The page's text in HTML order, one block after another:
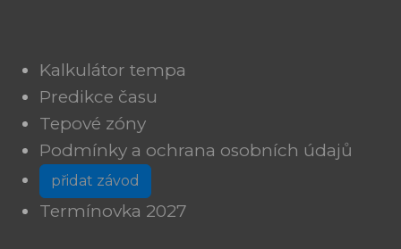
Kalkulátor tempa
Predikce času
Tepové zóny
Podmínky a ochrana osobních údajů
přidat závod
Termínovka 2027